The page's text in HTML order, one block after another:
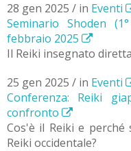
28 gen 2025 / in Eventi
Seminario Shoden
febbraio 2025
Il Reiki insegnato
25 gen 2025 / in Eventi
Conferenza: Reiki
confronto
Cos'è il Reiki e
Reiki occidentale?